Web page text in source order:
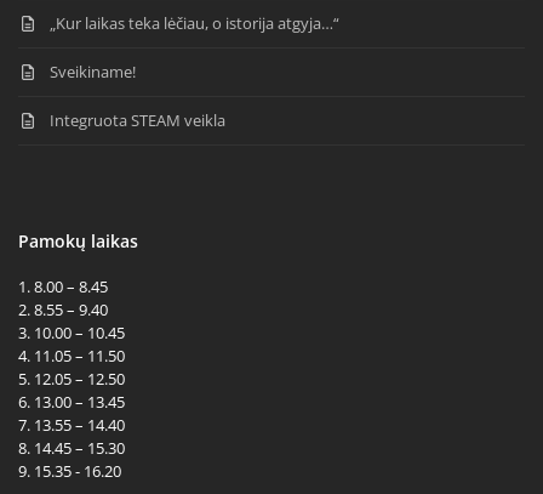
„Kur laikas teka lėčiau, o istorija atgyja…“
Sveikiname!
Integruota STEAM veikla
Pamokų laikas
1. 8.00 – 8.45
2. 8.55 – 9.40
3. 10.00 – 10.45
4. 11.05 – 11.50
5. 12.05 – 12.50
6. 13.00 – 13.45
7. 13.55 – 14.40
8. 14.45 – 15.30
9. 15.35 - 16.20